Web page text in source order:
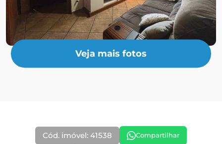
Veja mais fotos
Cód. imóvel: 41538 Compartilhar